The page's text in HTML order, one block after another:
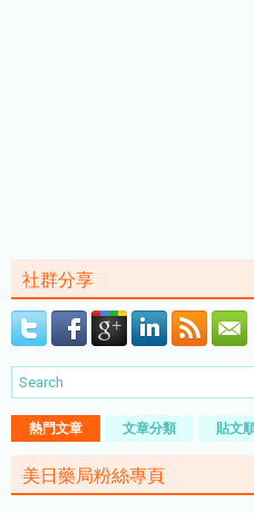
社群分享
熱門文章 文章分類 貼文
美日藥局粉絲專頁